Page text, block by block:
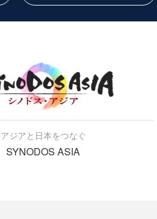
アジアと日本をつなぐ
SYNODOS ASIA